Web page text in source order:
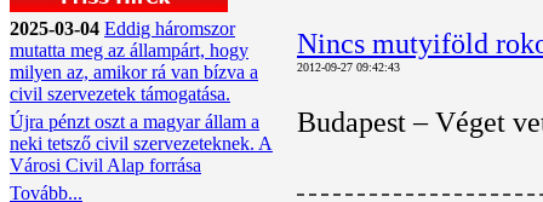
2025-03-04 Eddig háromszor
mutatta meg az állampárt, hogy
milyen az, amikor rá van bízva a
civil szervezetek támogatása.
Újra pénzt oszt a magyar állam a
neki tetsző civil szervezeteknek. A
Városi Civil Alap forrása
Tovább...
Nincs mutyiföld
2012-09-27 09:42:43
Budapest ‒ Véget